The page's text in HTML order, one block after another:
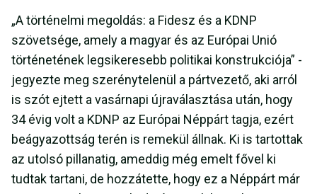
„A történelmi megoldás: a Fidesz és a KDNP
szövetsége, amely a magyar és az Európai Unió
történetének legsikeresebb politikai konstrukciója” -
jegyezte meg szerénytelenül a pártvezető, aki arról
is szót ejtett a vasárnapi újraválasztása után, hogy
34 évig volt a KDNP az Európai Néppárt tagja, ezért
beágyazottság terén is remekül állnak. Ki is tartottak
az utolsó pillanatig, ameddig még emelt fővel ki
tudtak tartani, de hozzátette, hogy ez a Néppárt már